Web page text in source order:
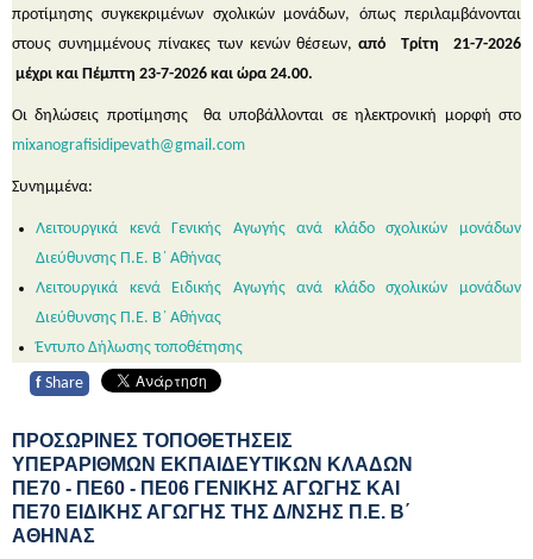
προτίμησης συγκεκριμένων σχολικών μονάδων, όπως περιλαμβάνονται
στους συνημμένους πίνακες των κενών θέσεων,από Τρίτη 21-7-2026
μέχρι και Πέμπτη 23-7-2026 και ώρα 24.00.
Οι δηλώσεις προτίμησης θα υποβάλλονται σε ηλεκτρονική μορφή στο
mixanografisidipevath@gmail.com
Συνημμένα:
Λειτουργικά κενά Γενικής Αγωγής ανά κλάδο σχολικών μονάδων
Διεύθυνσης Π.Ε. Β΄ Αθήνας
Λειτουργικά κενά Ειδικής Αγωγής ανά κλάδο σχολικών μονάδων
Διεύθυνσης Π.Ε. Β΄ Αθήνας
Έντυπο Δήλωσης τοποθέτησης
f Share
ΠΡΟΣΩΡΙΝΕΣ ΤΟΠΟΘΕΤΗΣΕΙΣ
ΥΠΕΡΑΡΙΘΜΩΝ ΕΚΠΑΙΔΕΥΤΙΚΩΝ ΚΛΑΔΩΝ
ΠΕ70 - ΠΕ60 - ΠΕ06 ΓΕΝΙΚΗΣ ΑΓΩΓΗΣ ΚΑΙ
ΠΕ70 ΕΙΔΙΚΗΣ ΑΓΩΓΗΣ ΤΗΣ Δ/ΝΣΗΣ Π.Ε. Β΄
ΑΘΗΝΑΣ